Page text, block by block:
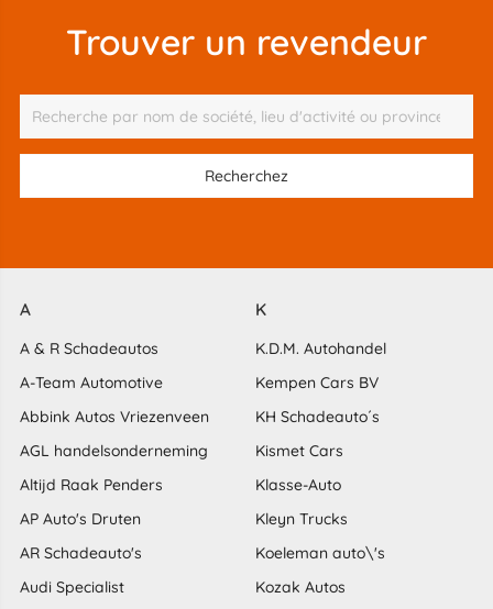
Trouver un revendeur
A
A & R Schadeautos
A-Team Automotive
Abbink Autos Vriezenveen
AGL handelsonderneming
Altijd Raak Penders
AP Auto's Druten
AR Schadeauto's
Audi Specialist
K
K.D.M. Autohandel
Kempen Cars BV
KH Schadeauto´s
Kismet Cars
Klasse-Auto
Kleyn Trucks
Koeleman auto\'s
Kozak Autos